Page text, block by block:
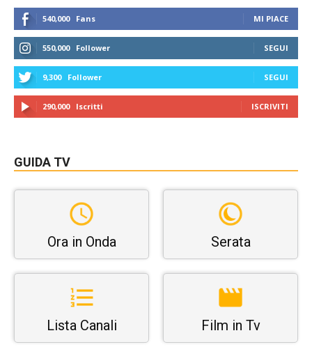
540,000 Fans MI PIACE
550,000 Follower SEGUI
9,300 Follower SEGUI
290,000 Iscritti ISCRIVITI
GUIDA TV
Ora in Onda Serata
Lista Canali Film in Tv